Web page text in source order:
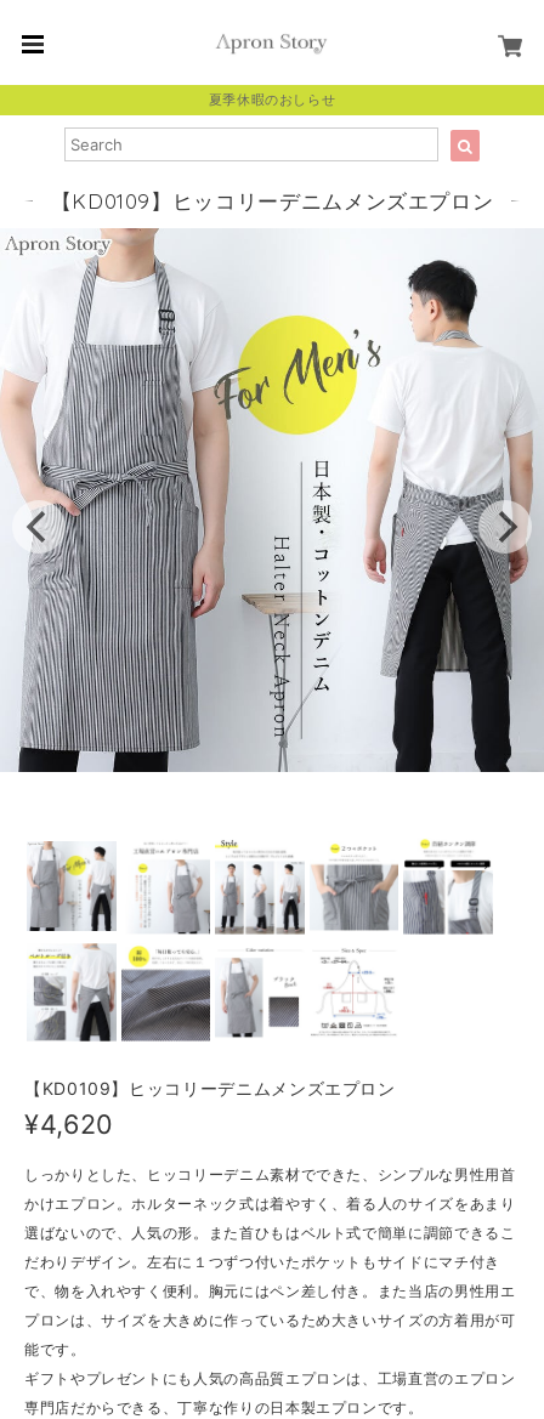
夏季休暇のおしらせ
【KD0109】ヒッコリーデニムメンズエプロン
【KD0109】ヒッコリーデニムメンズエプロン
¥4,620
しっかりとした、ヒッコリーデニム素材でできた、シンプルな男性用首
かけエプロン。ホルターネック式は着やすく、着る人のサイズをあまり
選ばないので、人気の形。また首ひもはベルト式で簡単に調節できるこ
だわりデザイン。左右に１つずつ付いたポケットもサイドにマチ付き
で、物を入れやすく便利。胸元にはペン差し付き。また当店の男性用エ
プロンは、サイズを大きめに作っているため大きいサイズの方着用が可
能です。
ギフトやプレゼントにも人気の高品質エプロンは、工場直営のエプロン
専門店だからできる、丁寧な作りの日本製エプロンです。